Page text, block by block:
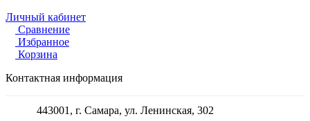
Личный кабинет
Сравнение
Избранное
Корзина
Контактная информация
443001, г. Самара, ул. Ленинская, 302